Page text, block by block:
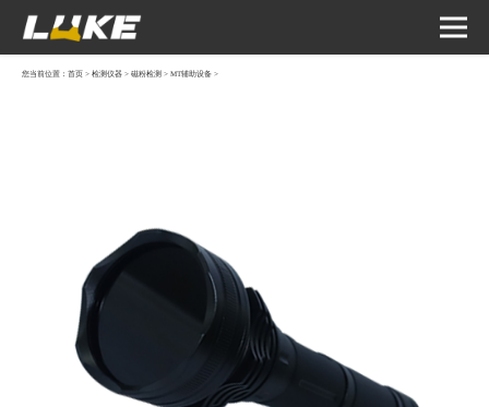
您当前位置： 首页 > 检测仪器 > 磁粉检测 > MT辅助设备 >